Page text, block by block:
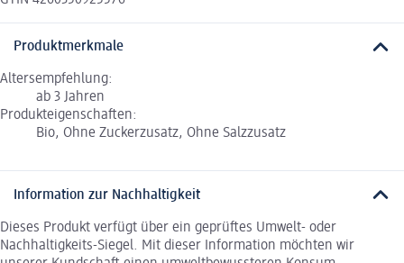
Produktmerkmale
Altersempfehlung:
ab 3 Jahren
Produkteigenschaften:
Bio, Ohne Zuckerzusatz, Ohne Salzzusatz
Information zur Nachhaltigkeit
Dieses Produkt verfügt über ein geprüftes Umwelt- oder
Nachhaltigkeits-Siegel. Mit dieser Information möchten wir